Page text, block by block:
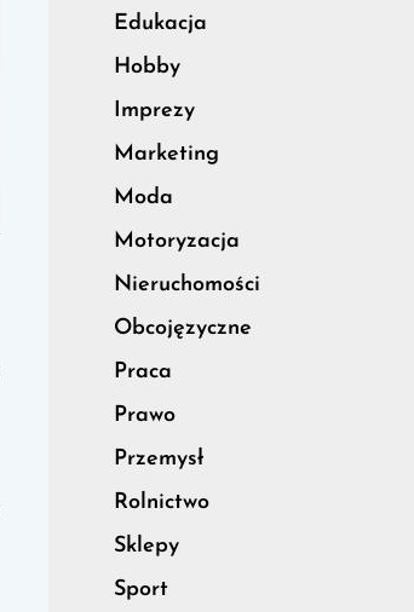
Edukacja
Hobby
Imprezy
Marketing
Moda
Motoryzacja
Nieruchomości
Obcojęzyczne
Praca
Prawo
Przemysł
Rolnictwo
Sklepy
Sport